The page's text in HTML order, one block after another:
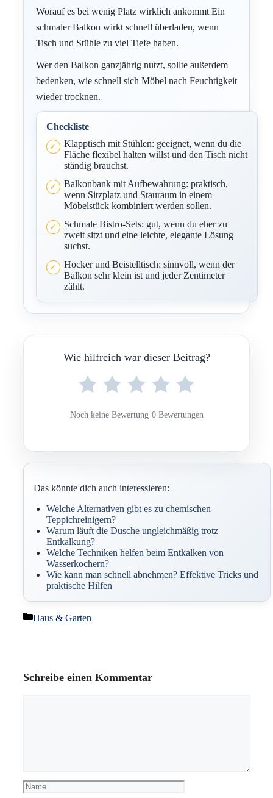
Worauf es bei wenig Platz wirklich ankommt Ein
schmaler Balkon wirkt schnell überladen, wenn
Tisch und Stühle zu viel Tiefe haben.
Wer den Balkon ganzjährig nutzt, sollte außerdem
bedenken, wie schnell sich Möbel nach Feuchtigkeit
wieder trocknen.
Checkliste
Klapptisch mit Stühlen: geeignet, wenn du die
Fläche flexibel halten willst und den Tisch nicht
ständig brauchst.
Balkonbank mit Aufbewahrung: praktisch,
wenn Sitzplatz und Stauraum in einem
Möbelstück kombiniert werden sollen.
Schmale Bistro-Sets: gut, wenn du eher zu
zweit sitzt und eine leichte, elegante Lösung
suchst.
Hocker und Beistelltisch: sinnvoll, wenn der
Balkon sehr klein ist und jeder Zentimeter
zählt.
Wie hilfreich war dieser Beitrag?
Noch keine Bewertung·0 Bewertungen
Das könnte dich auch interessieren:
Welche Alternativen gibt es zu chemischen
Teppichreinigern?
Warum läuft die Dusche ungleichmäßig trotz
Entkalkung?
Welche Techniken helfen beim Entkalken von
Wasserkochern?
Wie kann man schnell abnehmen? Effektive Tricks und
praktische Hilfen
Kategorien
Haus & Garten
Schreibe einen Kommentar
Name